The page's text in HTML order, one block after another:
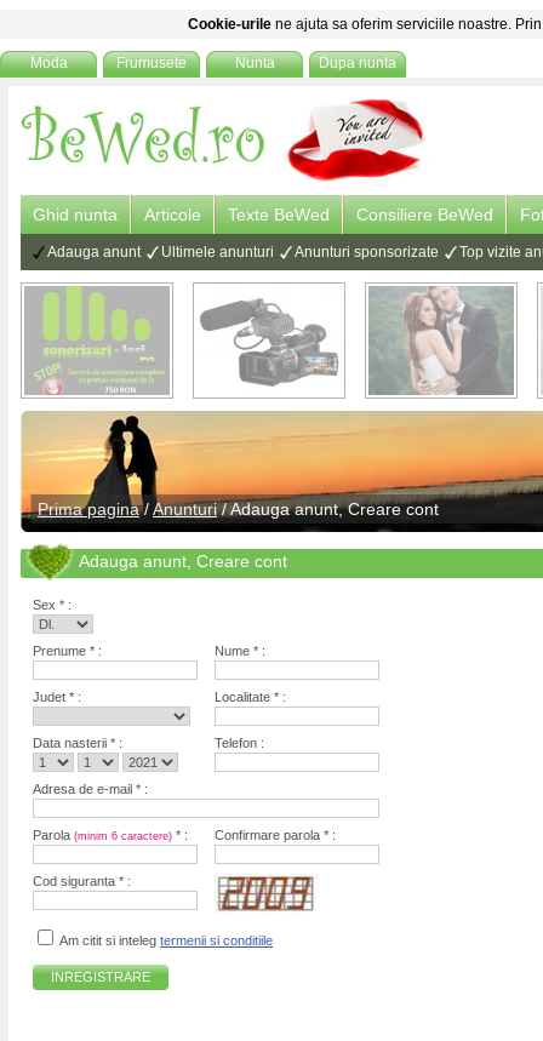
Cookie-urile ne ajuta sa oferim serviciile noastre.
Moda Frumusete Nunta Dupa nunta
Ghid nunta Articole Texte BeWed Consiliere BeWed
Adauga anunt Ultimele anunturi Anunturi sponsorizate Top vizite
Prima pagina/Anunturi/ Adauga anunt, Creare cont
Adauga anunt, Creare cont
Sex * :
Prenume * : Nume * :
Judet * : Localitate * :
Data nasterii * : Telefon :
Adresa de e-mail * :
Parola (minim 6 caractere) * : Confirmare parola * :
Cod siguranta * :
Am citit si inteleg termenii si conditiile
INREGISTRARE